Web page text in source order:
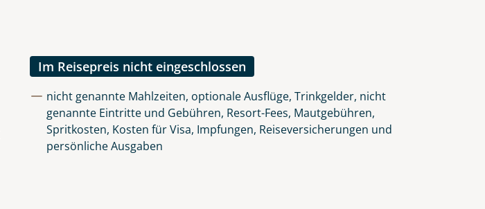
Im Reisepreis nicht eingeschlossen
nicht genannte Mahlzeiten, optionale Ausflüge, Trinkgelder, nicht
genannte Eintritte und Gebühren, Resort-Fees, Mautgebühren,
Spritkosten, Kosten für Visa, Impfungen, Reiseversicherungen und
persönliche Ausgaben